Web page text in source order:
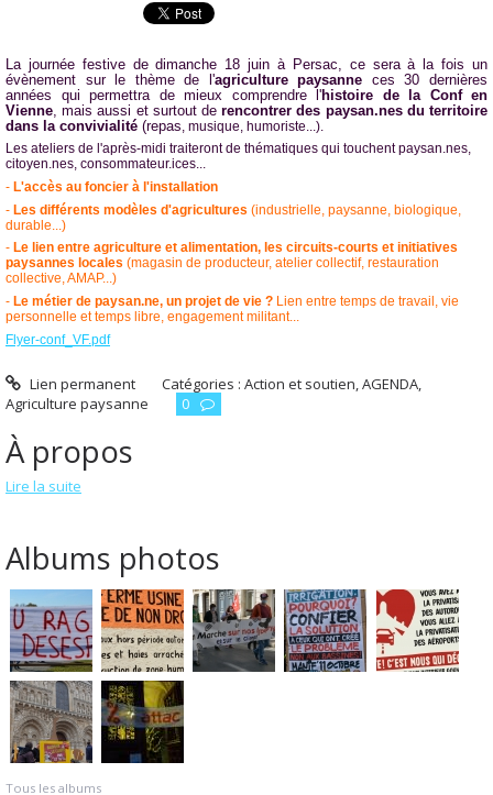
La journée festive de dimanche 18 juin à Persac, ce sera à la fois un
évènement surle thème de l'agriculture paysanne ces 30 dernières
années qui permettra de mieux comprendre l'histoire de la Conf en
Vienne , mais aussi et surtout derencontrer des paysan.nes du territoire
dans la convivialité (repas, musique, humoriste...).
Les ateliers de l'après-midi traiteront de thématiques qui touchent paysan.nes,
citoyen.nes, consommateur.ices...
- L'accès au foncier à l'installation
- Les différents modèles d'agricultures (industrielle, paysanne, biologique,
durable...)
- Le lien entre agriculture et alimentation, les circuits-courts et initiatives
paysannes locales (magasin de producteur, atelier collectif, restauration
collective, AMAP...)
- Le métier de paysan.ne, un projet de vie ? Lien entre temps de travail, vie
personnelle et temps libre, engagement militant...
Flyer-conf_VF.pdf
Lien permanent Catégories :Action et soutien,AGENDA,
Agriculture paysanne
0
À propos
Lire la suite
Albums photos
Tous les albums